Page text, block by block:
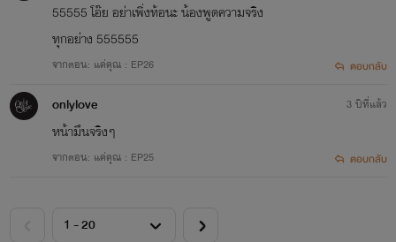
55555 โอ๊ย อย่าเพิ่งท้อนะ น้องพูดความจริง
ทุกอย่าง 555555
จากตอน: แค่คุณ : EP26 ตอบกลับ
onlylove
หน้ามึนจริงๆ
จากตอน: แค่คุณ : EP25
3 ปีที่แล้ว
ตอบกลับ